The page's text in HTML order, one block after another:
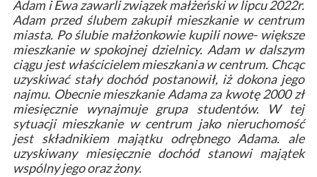
Adam i Ewa zawarli związek małżeński w lipcu 2022r.
Adam przed ślubem zakupił mieszkanie w centrum
miasta. Po ślubie małżonkowie kupili nowe- większe
mieszkanie w spokojnej dzielnicy. Adam w dalszym
ciągu jest właścicielem mieszkania w centrum. Chcąc
uzyskiwać stały dochód postanowił, iż dokona jego
najmu. Obecnie mieszkanie Adama za kwotę 2000 zł
miesięcznie wynajmuje grupa studentów. W tej
sytuacji mieszkanie w centrum jako nieruchomość
jest składnikiem majątku odrębnego Adama. ale
uzyskiwany miesięcznie dochód stanowi majątek
wspólny jego oraz żony.